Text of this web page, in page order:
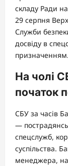
складу Ради
29 серпня
Служби
досвіду в
призначенням.
На чолі
початок
СБУ за часів
—
спецслужб,
суспільства.
менеджера,